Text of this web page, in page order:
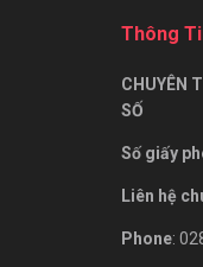
Thông
CHUYÊN
SỐ
Số giấy
Liên hệ
Phone: